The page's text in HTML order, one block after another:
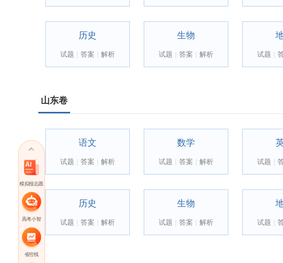
历史
试题 答案 解析
生物
试题 答案 解析 试题
山东卷
语文
试题 答案 解析
数学
试题 答案 解析 试题
历史
试题 答案 解析
生物
试题 答案 解析 试题
模拟报志愿
高考小智
省控线